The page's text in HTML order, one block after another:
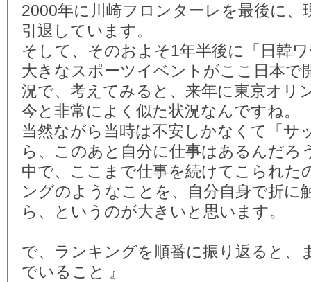
2000年に川崎フロンターレを最後に、
引退しています。
そして、そのおよそ1年半後に「日韓
大きなスポーツイベントがここ日本
況で、考えてみると、来年に東京オリ
今と非常によく似た状況なんですね。
当然ながら当時は不安しかなくて「サ
ら、このあと自分に仕事はあるんだろ
中で、ここまで仕事を続けてこられた
ングのようなことを、自分自身で折に
ら、というのが大きいと思います。
で、ランキングを順番に振り返ると、
でいること 』